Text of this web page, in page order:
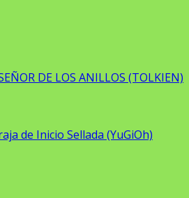
DE LOS ANILLOS (TOLKIEN)